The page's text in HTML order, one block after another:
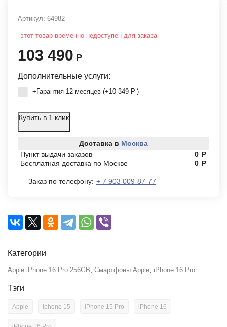
Артикул: 64982
этот товар временно недоступен для заказа
103 490 Р
Дополнительные услуги:
+Гарантия 12 месяцев (+10 349 Р )
Купить в 1 клик
Доставка в Москва
Пункт выдачи заказов
0 Р
Бесплатная доставка по Москве
0 Р
Заказ по телефону: + 7 903 009-87-77
Категории
Apple iPhone 16 Pro 256GB Смартфоны Apple iPhone 16 Pro
Тэги
Apple iphone 15 iPhone 15 Pro iPhone 16